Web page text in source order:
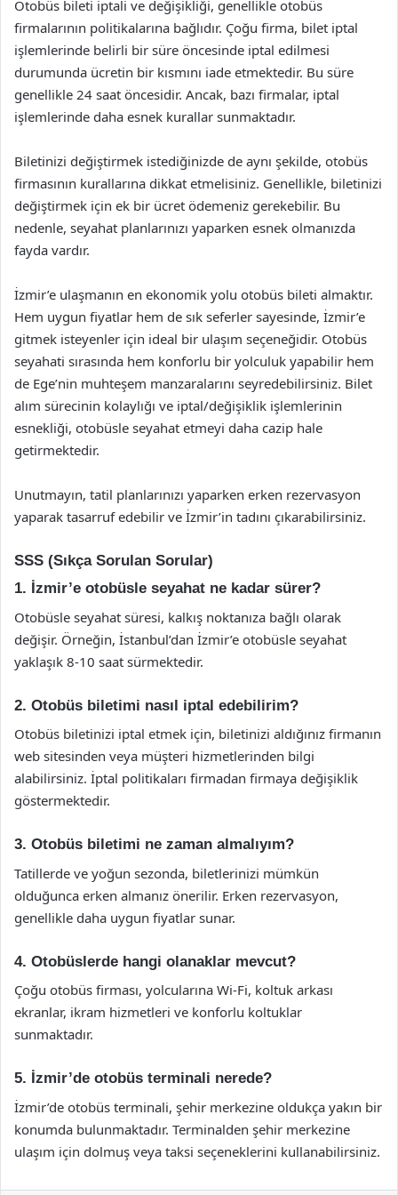
Otobüs bileti iptali ve değişikliği, genellikle otobüs
firmalarının politikalarına bağlıdır. Çoğu firma, bilet iptal
işlemlerinde belirli bir süre öncesinde iptal edilmesi
durumunda ücretin bir kısmını iade etmektedir. Bu süre
genellikle 24 saat öncesidir. Ancak, bazı firmalar, iptal
işlemlerinde daha esnek kurallar sunmaktadır.
Biletinizi değiştirmek istediğinizde de aynı şekilde, otobüs
firmasının kurallarına dikkat etmelisiniz. Genellikle, biletinizi
değiştirmek için ek bir ücret ödemeniz gerekebilir. Bu
nedenle, seyahat planlarınızı yaparken esnek olmanızda
fayda vardır.
İzmir’e ulaşmanın en ekonomik yolu otobüs bileti almaktır.
Hem uygun fiyatlar hem de sık seferler sayesinde, İzmir’e
gitmek isteyenler için ideal bir ulaşım seçeneğidir. Otobüs
seyahati sırasında hem konforlu bir yolculuk yapabilir hem
de Ege’nin muhteşem manzaralarını seyredebilirsiniz. Bilet
alım sürecinin kolaylığı ve iptal/değişiklik işlemlerinin
esnekliği, otobüsle seyahat etmeyi daha cazip hale
getirmektedir.
Unutmayın, tatil planlarınızı yaparken erken rezervasyon
yaparak tasarruf edebilir ve İzmir’in tadını çıkarabilirsiniz.
SSS (Sıkça Sorulan Sorular)
1. İzmir’e otobüsle seyahat ne kadar sürer?
Otobüsle seyahat süresi, kalkış noktanıza bağlı olarak
değişir. Örneğin, İstanbul’dan İzmir’e otobüsle seyahat
yaklaşık 8-10 saat sürmektedir.
2. Otobüs biletimi nasıl iptal edebilirim?
Otobüs biletinizi iptal etmek için, biletinizi aldığınız firmanın
web sitesinden veya müşteri hizmetlerinden bilgi
alabilirsiniz. İptal politikaları firmadan firmaya değişiklik
göstermektedir.
3. Otobüs biletimi ne zaman almalıyım?
Tatillerde ve yoğun sezonda, biletlerinizi mümkün
olduğunca erken almanız önerilir. Erken rezervasyon,
genellikle daha uygun fiyatlar sunar.
4. Otobüslerde hangi olanaklar mevcut?
Çoğu otobüs firması, yolcularına Wi-Fi, koltuk arkası
ekranlar, ikram hizmetleri ve konforlu koltuklar
sunmaktadır.
5. İzmir’de otobüs terminali nerede?
İzmir’de otobüs terminali, şehir merkezine oldukça yakın bir
konumda bulunmaktadır. Terminalden şehir merkezine
ulaşım için dolmuş veya taksi seçeneklerini kullanabilirsiniz.